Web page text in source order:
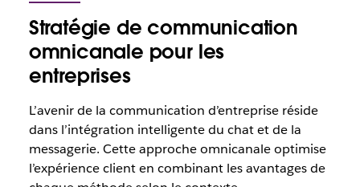
Stratégie de communication
omnicanale pour les
entreprises
L’avenir de la communication d’entreprise réside
dans l’intégration intelligente du chat et de la
messagerie. Cette approche omnicanale optimise
l’expérience client en combinant les avantages de